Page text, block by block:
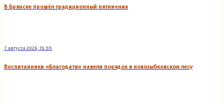
В Брянске прошёл традиционный пятничник
7 августа 2026, 15:55
Воспитанники «Благодати» навели порядок в новозыбковском лесу